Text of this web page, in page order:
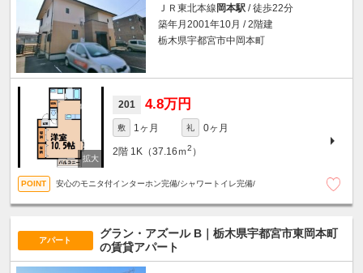
ＪＲ東北本線 岡本駅 / 徒歩22分
築年月2001年10月 / 2階建
栃木県宇都宮市中岡本町
201 4.8万円
敷 1ヶ月 礼 0ヶ月
2階 1K（37.16ｍ2 ）
安心のモニタ付インターホン完備/シャワートイレ完備/
アパート
グラン・アズール B｜栃木県宇都宮市東岡本町
の賃貸アパート